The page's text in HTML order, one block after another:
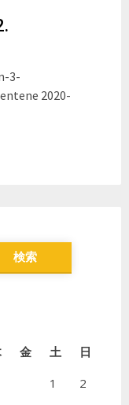
3-
2020-
金 土
日
1
2